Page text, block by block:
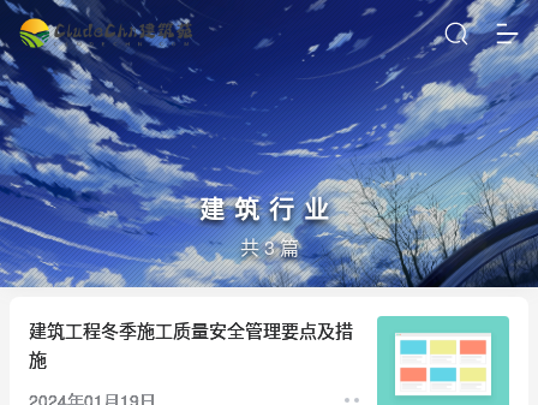
建筑行业
共 3 篇
建筑工程冬季施工质量安全管理要点及措
施
2024年01月19日